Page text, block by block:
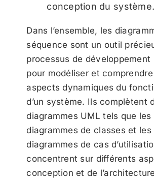
conception du système.
Dans l’ensemble, les
séquence sont un outil
processus de développement
pour modéliser et
aspects dynamiques du
d’un système. Ils complètent
diagrammes UML tels que les
diagrammes de classes et les
diagrammes de cas
concentrent sur différents
conception et de